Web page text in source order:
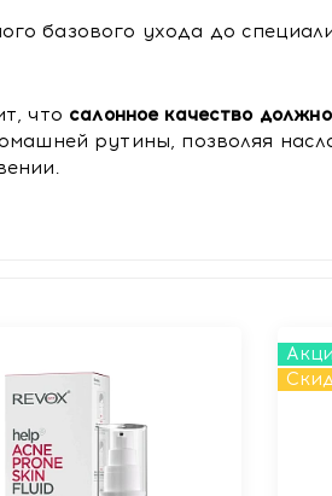
базового ухода до
что салонное качество
рутины, позволяя